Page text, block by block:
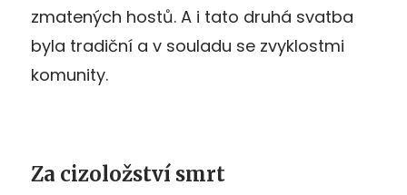
zmatených hostů. A i tato druhá svatba
byla tradiční a v souladu se zvyklostmi
komunity.
Za cizoložství smrt